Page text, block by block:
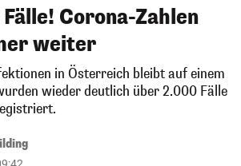
Corona-Zahlen
weiter
in Österreich bleibt auf einem
wieder deutlich über 2.000 Fälle